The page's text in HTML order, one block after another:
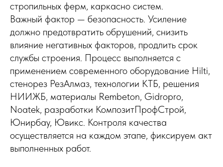
стропильных ферм, каркасно систем.
Важный фактор — безопасность. Усиление
должно предотвратить обрушений, снизить
влияние негативных факторов, продлить срок
службы строения. Процесс выполняется с
применением современного оборудование Hilti,
стенорез РезАлмаз, технологии КТБ, решения
НИИЖБ, материалы Rembeton, Gidropro,
Noatek, разработки КомпозитПрофСтрой,
Юнирбау, Ювикс. Контроля качества
осуществляется на каждом этапе, фиксируем акт
выполненных работ.